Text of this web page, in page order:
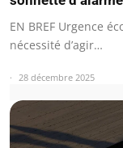
EN BREF Urgence
nécessité d’agir…
28 décembre 2025